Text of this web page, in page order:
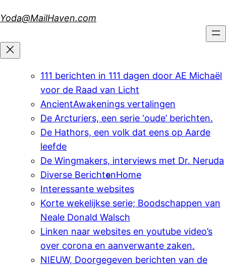
to
Yoda@MailHaven.com
111 berichten in 111 dagen door AE Michaël
voor de Raad van Licht
AncientAwakenings vertalingen
De Arcturiers, een serie ‘oude’ berichten.
De Hathors, een volk dat eens op Aarde
leefde
De Wingmakers, interviews met Dr. Neruda
Diverse BerichtenHome
Interessante websites
Korte wekelijkse serie; Boodschappen van
Neale Donald Walsch
Linken naar websites en youtube video’s
over corona en aanverwante zaken.
NIEUW, Doorgegeven berichten van de